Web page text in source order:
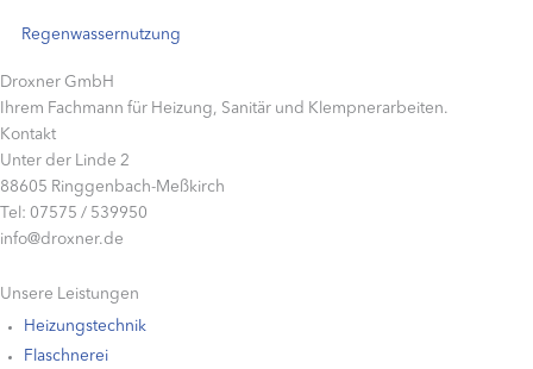
Regenwassernutzung
Droxner GmbH
Ihrem Fachmann für Heizung, Sanitär und Klempnerarbeiten.
Kontakt
Unter der Linde 2
88605 Ringgenbach-Meßkirch
Tel: 07575 / 539950
info@droxner.de
Unsere Leistungen
Heizungstechnik
Flaschnerei